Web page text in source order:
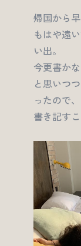
帰国から
もはや遠
い出。
今更書か
と思いつ
ったので、
書き記す